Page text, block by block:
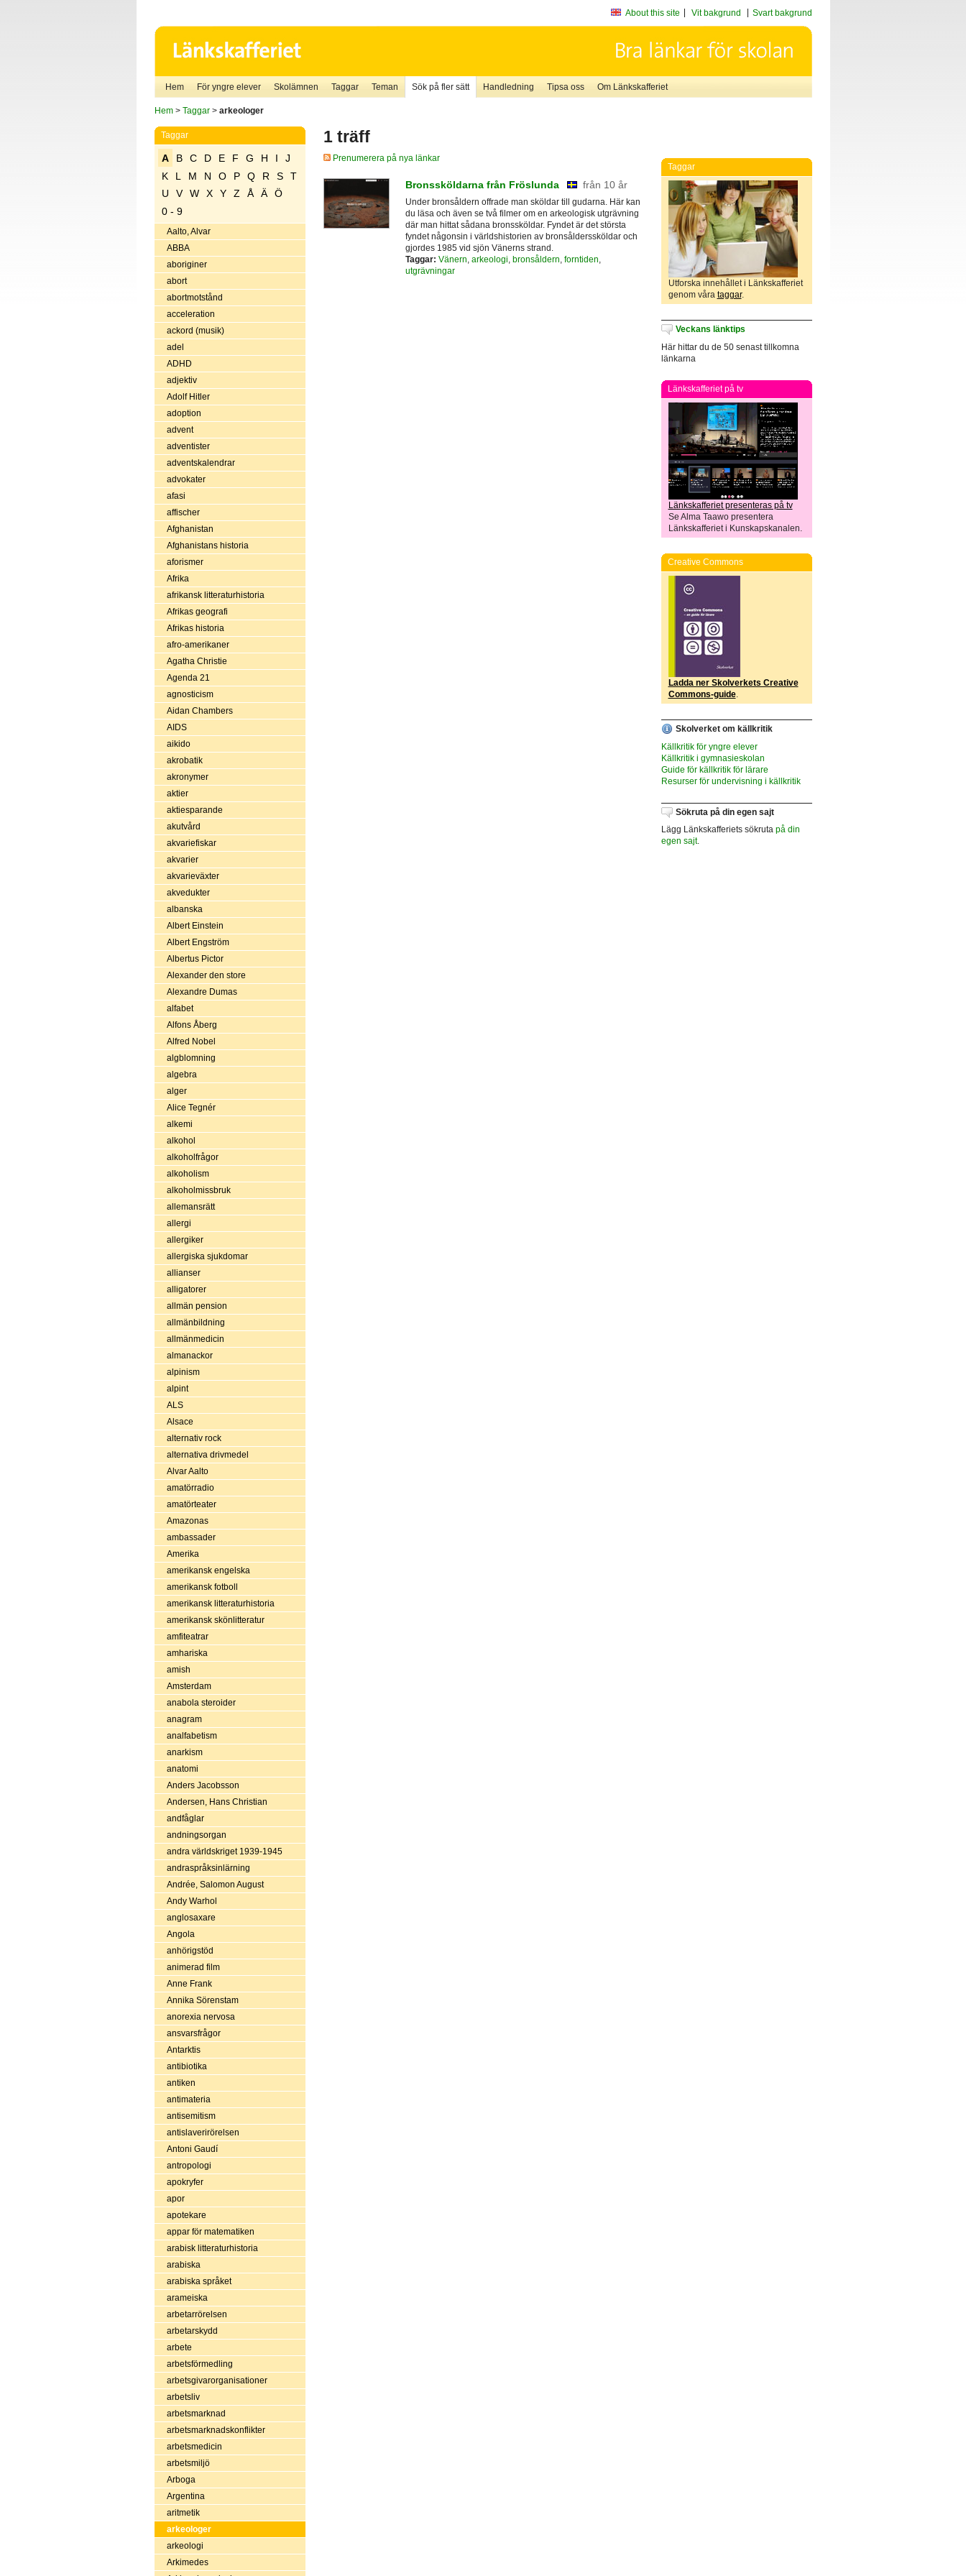
About this site Vit bakgrund Svart bakgrund
Hem För yngre elever Skolämnen Taggar Teman Sök på fler sätt Handledning Tipsa oss Om Länkskafferiet
Hem> Taggar> arkeologer
Taggar
A B C D E F G H I
J
K
L M N O P Q R S
T
U
V W X Y Z Å Ä
Ö
0 - 9
Aalto, Alvar
ABBA
aboriginer
abort
abortmotstånd
acceleration
ackord (musik)
adel
ADHD
adjektiv
Adolf Hitler
adoption
advent
adventister
adventskalendrar
advokater
afasi
affischer
Afghanistan
Afghanistans historia
aforismer
Afrika
afrikansk litteraturhistoria
Afrikas geografi
Afrikas historia
afro-amerikaner
Agatha Christie
Agenda 21
agnosticism
Aidan Chambers
AIDS
aikido
akrobatik
akronymer
aktier
aktiesparande
akutvård
akvariefiskar
akvarier
akvarieväxter
akvedukter
albanska
Albert Einstein
Albert Engström
Albertus Pictor
Alexander den store
Alexandre Dumas
alfabet
Alfons Åberg
Alfred Nobel
algblomning
algebra
alger
Alice Tegnér
alkemi
alkohol
alkoholfrågor
alkoholism
alkoholmissbruk
allemansrätt
allergi
allergiker
allergiska sjukdomar
allianser
alligatorer
allmän pension
allmänbildning
allmänmedicin
almanackor
alpinism
alpint
ALS
Alsace
alternativ rock
alternativa drivmedel
Alvar Aalto
amatörradio
amatörteater
Amazonas
ambassader
Amerika
amerikansk engelska
amerikansk fotboll
amerikansk litteraturhistoria
amerikansk skönlitteratur
amfiteatrar
amhariska
amish
Amsterdam
anabola steroider
anagram
analfabetism
anarkism
anatomi
Anders Jacobsson
Andersen, Hans Christian
andfåglar
andningsorgan
andra världskriget 1939-1945
andraspråksinlärning
Andrée, Salomon August
Andy Warhol
anglosaxare
Angola
anhörigstöd
animerad film
Anne Frank
Annika Sörenstam
anorexia nervosa
ansvarsfrågor
Antarktis
antibiotika
antiken
antimateria
antisemitism
antislaverirörelsen
Antoni Gaudí
antropologi
apokryfer
apor
apotekare
appar för matematiken
arabisk litteraturhistoria
arabiska
arabiska språket
arameiska
arbetarrörelsen
arbetarskydd
arbete
arbetsförmedling
arbetsgivarorganisationer
arbetsliv
arbetsmarknad
arbetsmarknadskonflikter
arbetsmedicin
arbetsmiljö
Arboga
Argentina
aritmetik
arkeologer
arkeologi
Arkimedes
1 träff
Prenumerera på nya länkar
Bronssköldarna från Fröslunda från 10 år
Under bronsåldern offrade man sköldar till gudarna. Här kan
du läsa och även se två filmer om en arkeologisk utgrävning
där man hittat sådana bronssköldar. Fyndet är det största
fyndet någonsin i världshistorien av bronsålderssköldar och
gjordes 1985 vid sjön Vänerns strand.
Taggar: Vänern arkeologi bronsåldern forntiden
utgrävningar
Taggar
Utforska innehållet i Länkskafferiet
genom våra taggar.
Veckans länktips
Här hittar du de 50 senast tillkomna
länkarna
Länkskafferiet på tv
Länkskafferiet presenteras på tv
Se Alma Taawo presentera
Länkskafferiet i Kunskapskanalen.
Creative Commons
Ladda ner Skolverkets Creative
Commons-guide.
Skolverket om källkritik
Källkritik för yngre elever
Källkritik i gymnasieskolan
Guide för källkritik för lärare
Resurser för undervisning i källkritik
Sökruta på din egen sajt
Lägg Länkskafferiets sökruta på din
egen sajt.